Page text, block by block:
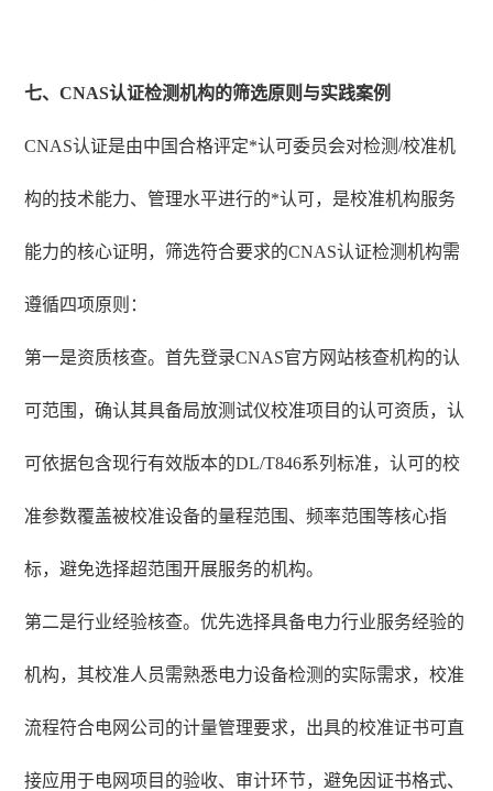
七、CNAS认证检测机构的筛选原则与实践案例
CNAS认证是由中国合格评定*认可委员会对检测/校准机
构的技术能力、管理水平进行的*认可，是校准机构服务
能力的核心证明，筛选符合要求的CNAS认证检测机构需
遵循四项原则：
第一是资质核查。首先登录CNAS官方网站核查机构的认
可范围，确认其具备局放测试仪校准项目的认可资质，认
可依据包含现行有效版本的DL/T846系列标准，认可的校
准参数覆盖被校准设备的量程范围、频率范围等核心指
标，避免选择超范围开展服务的机构。
第二是行业经验核查。优先选择具备电力行业服务经验的
机构，其校准人员需熟悉电力设备检测的实际需求，校准
流程符合电网公司的计量管理要求，出具的校准证书可直
接应用于电网项目的验收、审计环节，避免因证书格式、